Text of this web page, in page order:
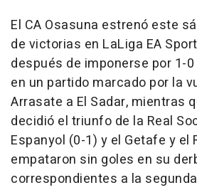
El CA Osasuna estrenó este
de victorias en LaLiga EA
después de imponerse por 1-0
en un partido marcado por la
Arrasate a El Sadar, mientras
decidió el triunfo de la Real
Espanyol (0-1) y el Getafe y el
empataron sin goles en su
correspondientes a la